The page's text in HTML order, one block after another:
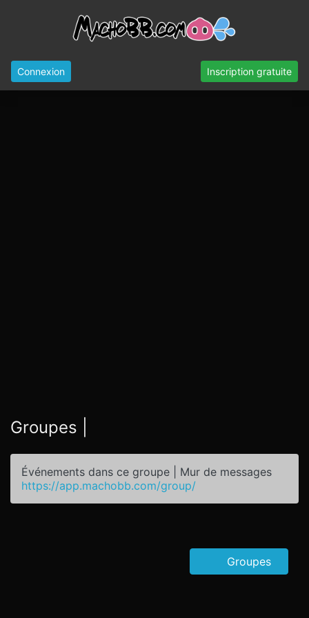
Connexion Inscription gratuite
Groupes |
Événements dans ce groupe | Mur de messages
https://app.machobb.com/group/
Groupes